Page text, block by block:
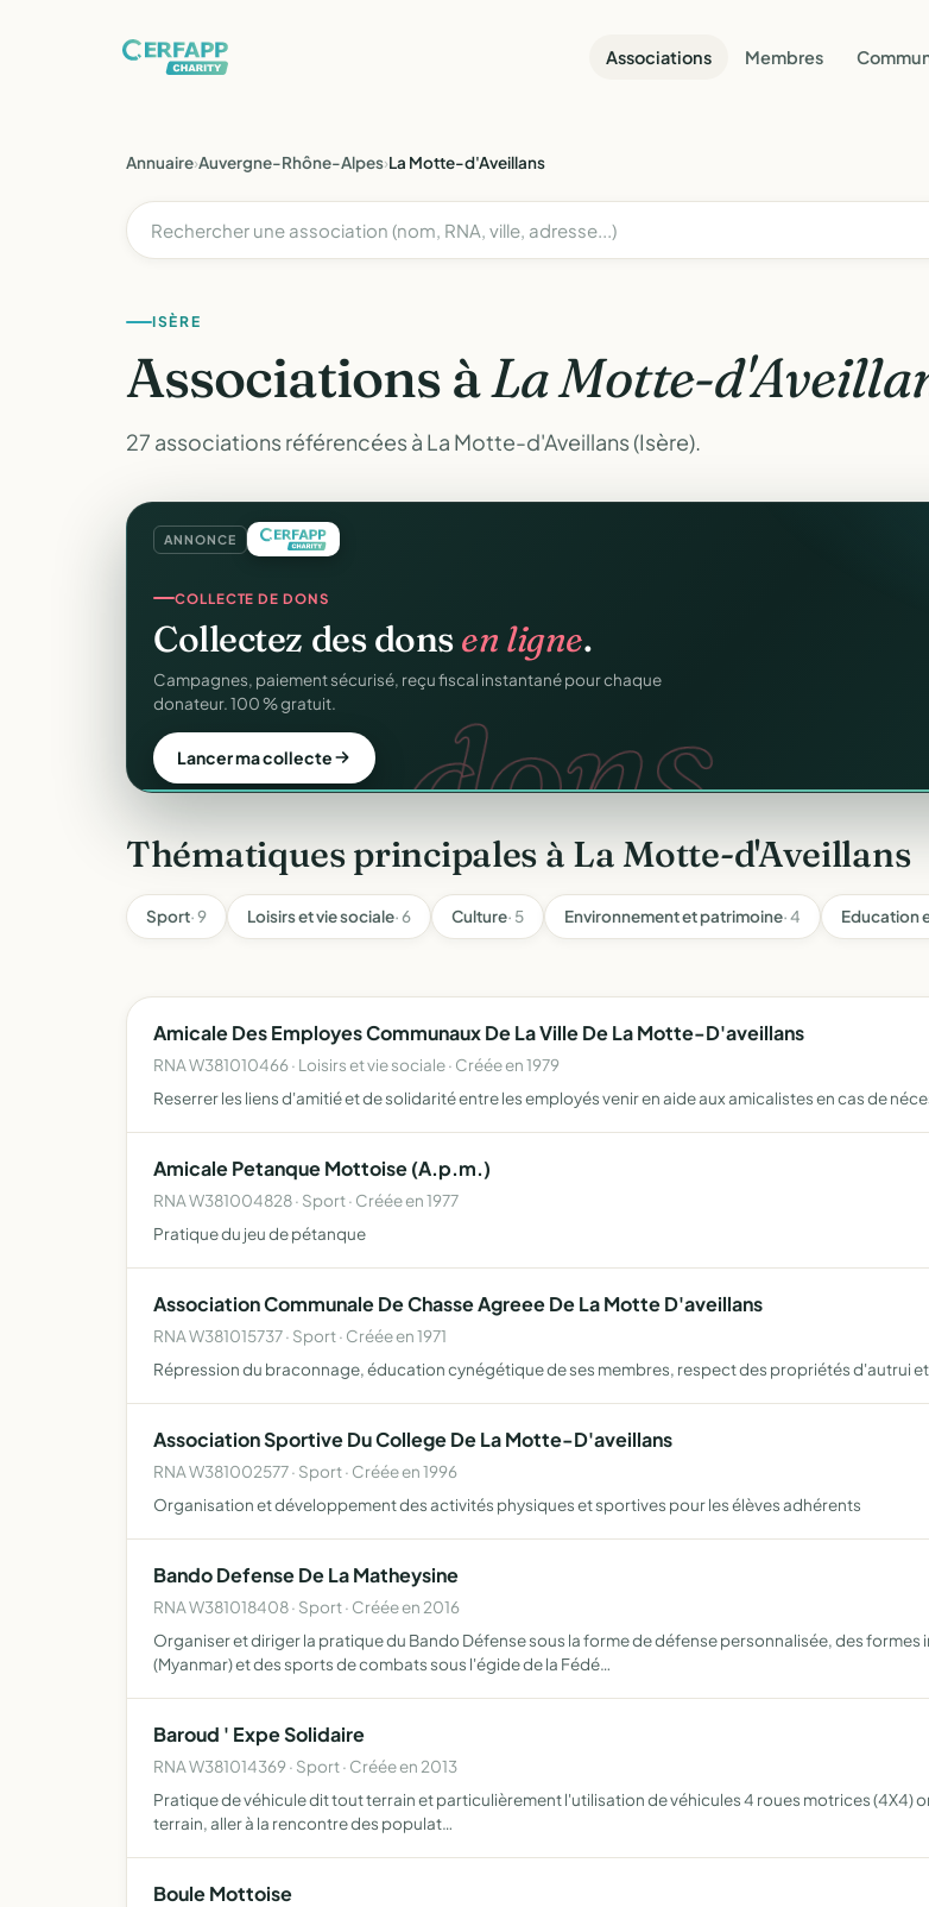
Associations Membres
Annuaire›Auvergne-Rhône-Alpes›La Motte-d'Aveillans
ISÈRE
Associations àLa Motte-
27 associations référencées à La Motte-d'Aveillans (Isère).
ANNONCE
gratuit.
GESTION D'ASSOCIATION
Gérez votre associationgratuitement
Membres, dons, événements, reçus — tout votre pilotage au même endroit,
sans rien payer.
Créer mon compte gratuit
Thématiques principales à La Motte-d'Aveillans
Sport· 9 Loisirs et vie sociale· 6 Culture· 5 Environnement et patrimoine· 4 Education
Amicale Des Employes Communaux De La Ville De La Motte-D'aveillans
RNA W381010466 · Loisirs et vie sociale · Créée en 1979
Reserrer les liens d'amitié et de solidarité entre les employés venir en aide aux amicalistes en cas de
Amicale Petanque Mottoise (A.p.m.)
RNA W381004828 · Sport · Créée en 1977
Pratique du jeu de pétanque
Association Communale De Chasse Agreee De La Motte D'aveillans
RNA W381015737 · Sport · Créée en 1971
Répression du braconnage, éducation cynégétique de ses membres, respect des propriétés d'autrui
Association Sportive Du College De La Motte-D'aveillans
RNA W381002577 · Sport · Créée en 1996
Organisation et développement des activités physiques et sportives pour les élèves adhérents
Bando Defense De La Matheysine
RNA W381018408 · Sport · Créée en 2016
Organiser et diriger la pratique du Bando Défense sous la forme de défense personnalisée, des
(Myanmar) et des sports de combats sous l'égide de la Fédé…
Baroud ' Expe Solidaire
RNA W381014369 · Sport · Créée en 2013
Pratique de véhicule dit tout terrain et particulièrement l'utilisation de véhicules 4 roues motrices
terrain, aller à la rencontre des populat…
Boule Mottoise